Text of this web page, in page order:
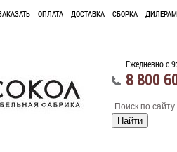
ОПЛАТА ДОСТАВКА СБОРКА ДИЛЕРАМ
Ежедневно с
8 800